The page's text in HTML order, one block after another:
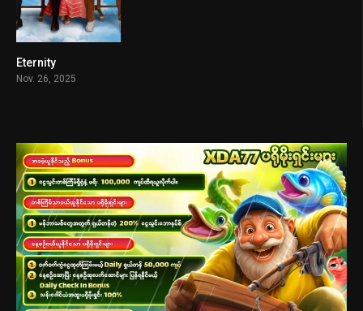
Eternity
Nov. 26, 2025